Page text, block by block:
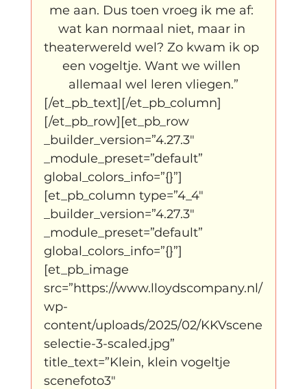
me aan. Dus toen vroeg ik me af:
wat kan normaal niet, maar in
theaterwereld wel? Zo kwam ik op
een vogeltje. Want we willen
allemaal wel leren vliegen.”
[/et_pb_text][/et_pb_column]
[/et_pb_row][et_pb_row
_builder_version=”4.27.3″
_module_preset=”default”
global_colors_info=”{}”]
[et_pb_column type=”4_4″
_builder_version=”4.27.3″
_module_preset=”default”
global_colors_info=”{}”]
[et_pb_image
src=”https://www.lloydscompany.nl/
wp-
content/uploads/2025/02/KKVscene
selectie-3-scaled.jpg”
title_text=”Klein, klein vogeltje
scenefoto3″